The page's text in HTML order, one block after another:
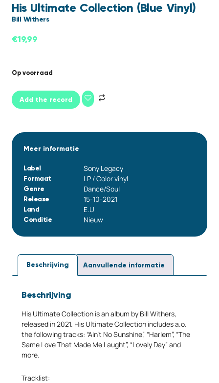
His Ultimate Collection (Blue Vinyl)
Bill Withers
€19,99
Op voorraad
Add the record
Meer informatie
Label Sony Legacy
Formaat LP / Color vinyl
Genre Dance/Soul
Release 15-10-2021
Land E.U
Conditie Nieuw
Beschrijving Aanvullende informatie
Beschrijving
His Ultimate Collection is an album by Bill Withers,
released in 2021. His Ultimate Collection includes a.o.
the following tracks: “Ain’t No Sunshine”, “Harlem”, “The
Same Love That Made Me Laught”, “Lovely Day” and
more.
Tracklist: